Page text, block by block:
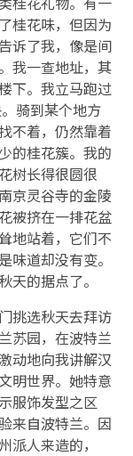
桂花味，但因为
诉了我，像是间
我一查地址，其
下。我立马跑过
骑到某个地方
不着，仍然靠着
的桂花簇。我的
树长得很圆很
京灵谷寺的金陵
被挤在一排花盆
地站着，它们不
味道却没有变。
天的据点了。
挑选秋天去拜访
苏园，在波特兰
动地向我讲解汉
明世界。她特意
服饰发型之区
来自波特兰。因
派人来造的，